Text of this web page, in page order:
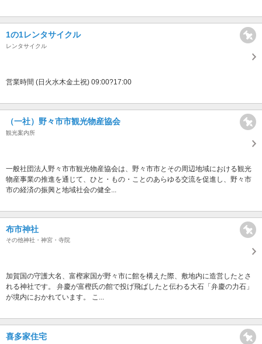
1の1レンタサイクル
レンタサイクル
営業時間 (日火水木金土祝) 09:00?17:00
（一社）野々市市観光物産協会
観光案内所
一般社団法人野々市市観光物産協会は、野々市市とその周辺地域における観光
物産事業の推進を通じて、ひと・もの・ことのあらゆる交流を促進し、野々市
市の経済の振興と地域社会の健全...
布市神社
その他神社・神宮・寺院
加賀国の守護大名、富樫家国が野々市に館を構えた際、敷地内に造営したとさ
れる神社です。 弁慶が富樫氏の館で投げ飛ばしたと伝わる大石「弁慶の力石」
が境内におかれています。 こ...
喜多家住宅